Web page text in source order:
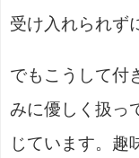
受け入れられず
でもこうして付
みに優しく扱っ
じています。趣